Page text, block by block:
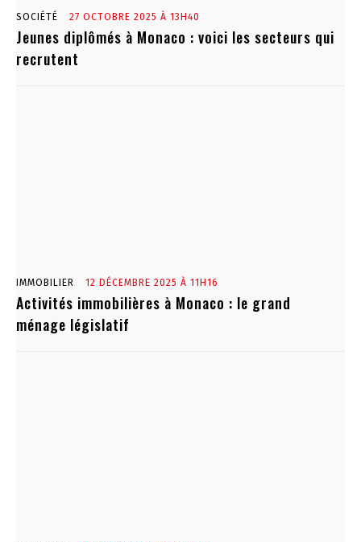
SOCIÉTÉ 27 OCTOBRE 2025 À 13H40
Jeunes diplômés à Monaco : voici les secteurs qui
recrutent
IMMOBILIER 12 DÉCEMBRE 2025 À 11H16
Activités immobilières à Monaco : le grand
ménage législatif